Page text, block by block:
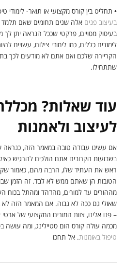
• תחליט בין קורס מקצועי או תואר- לימודי
בעיצוב פנים אלה שנים תחומים שאם
בעיסוק מסויים, פרקטי שככל הנראה יתן
לימודים כללים, כמו לימודי צילום, עשויים
הקריירה שלכם ואם אתם לא מודעים לכך
שתתחילו.
עוד שאלות?
לעיצוב ולאמנות
אם עשינו עבודה טובה במאמר הזה,
בשבועות הקרובים אתם הולכים להרגיש
ראש את העתיד שלו, הרבה מהם, כאמור
הטובות הן שאתם ממש לא לבד. זה הזמן
מההורים עד למורים, מהדהד ומהתל בכוח
שאולי גם ככה לא גבוה. אם המאמר הזה לא
– פנו אלינו, צוות המורים המקצועי של
מכמה עולה קורס הום סטיילינג, ומה עושה
טיפול באומנות. אל תחכו